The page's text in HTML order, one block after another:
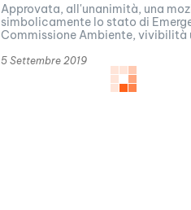
Approvata, all'unanimità, una
simbolicamente lo stato di
Commissione Ambiente, vivibilità
5 Settembre 2019